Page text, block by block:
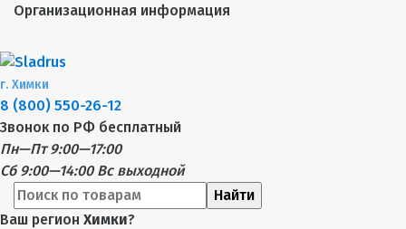
Организационная информация
г. Химки
8 (800) 550-26-12
Звонок по РФ бесплатный
Пн—Пт 9:00—17:00
Сб 9:00—14:00 Вс выходной
Найти
Ваш регион Химки?